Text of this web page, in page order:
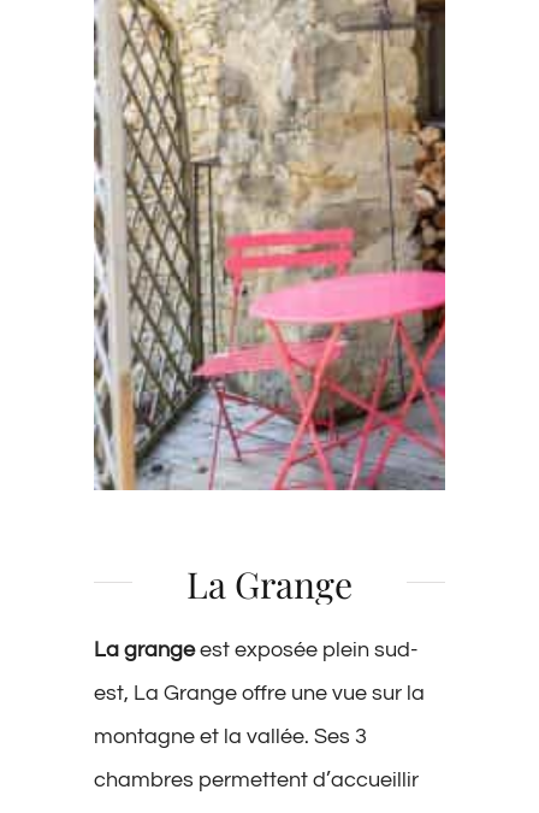
La Grange
La grangeest exposée plein sud-
est, La Grange offre une vue sur la
montagne et la vallée. Ses 3
chambres permettent d’accueillir